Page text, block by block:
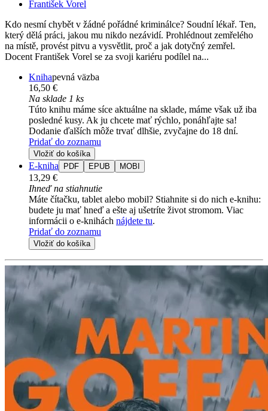
František Vorel
Kdo nesmí chybět v žádné pořádné kriminálce? Soudní lékař. Ten,
který dělá práci, jakou mu nikdo nezávidí. Prohlédnout zemřelého
na místě, provést pitvu a vysvětlit, proč a jak dotyčný zemřel.
Docent František Vorel se za svoji kariéru podílel na...
Knihapevná väzba
16,50 €
Na sklade 1 ks
Túto knihu máme síce aktuálne na sklade, máme však už iba
posledné kusy. Ak ju chcete mať rýchlo, ponáhľajte sa!
Dodanie ďalších môže trvať dlhšie, zvyčajne do 18 dní.
Pridať do zoznamu
Vložiť do košíka
E-kniha PDF EPUB MOBI
13,29 €
Ihneď na stiahnutie
Máte čítačku, tablet alebo mobil? Stiahnite si do nich e-knihu:
budete ju mať hneď a ešte aj ušetríte život stromom. Viac
informácii o e-knihách nájdete tu.
Pridať do zoznamu
Vložiť do košíka